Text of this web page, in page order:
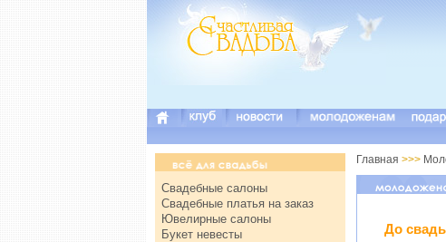
Свадебные салоны
Свадебные платья на заказ
Ювелирные салоны
Букет невесты
Главная >>>
До